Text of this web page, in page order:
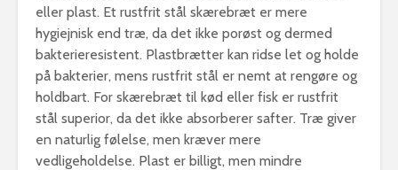
eller plast. Et rustfrit stål skærebræt er mere
hygiejnisk end træ, da det ikke porøst og dermed
bakterieresistent. Plastbrætter kan ridse let og holde
på bakterier, mens rustfrit stål er nemt at rengøre og
holdbart. For skærebræt til kød eller fisk er rustfrit
stål superior, da det ikke absorberer safter. Træ giver
en naturlig følelse, men kræver mere
vedligeholdelse. Plast er billigt, men mindre